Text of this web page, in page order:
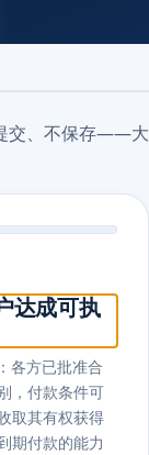
交、不保存——大
达成可执
各方已批准合
，付款条件可
取其有权获得
期付款的能力